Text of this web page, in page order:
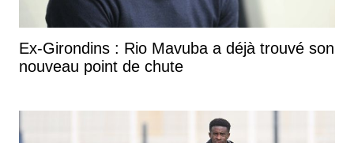
Ex-Girondins : Rio Mavuba a déjà trouvé son
nouveau point de chute